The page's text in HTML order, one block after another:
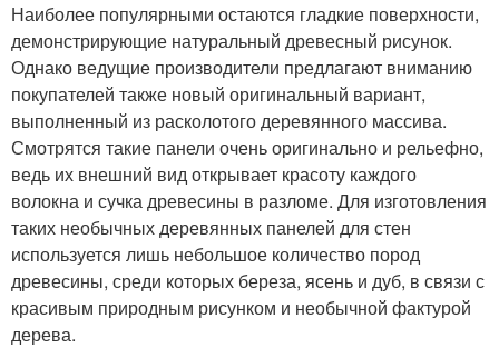
Наиболее популярными остаются гладкие поверхности,
демонстрирующие натуральный древесный рисунок.
Однако ведущие производители предлагают вниманию
покупателей также новый оригинальный вариант,
выполненный из расколотого деревянного массива.
Смотрятся такие панели очень оригинально и рельефно,
ведь их внешний вид открывает красоту каждого
волокна и сучка древесины в разломе. Для изготовления
таких необычных деревянных панелей для стен
используется лишь небольшое количество пород
древесины, среди которых береза, ясень и дуб, в связи с
красивым природным рисунком и необычной фактурой
дерева.